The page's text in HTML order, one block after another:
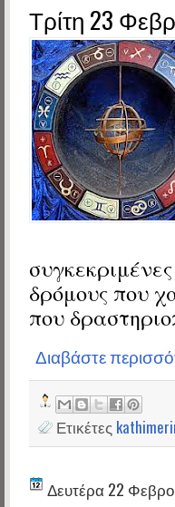
Τρίτη 23
δρόμους που
που
Διαβάστε
Ετικέτες
Δευτέρα 22